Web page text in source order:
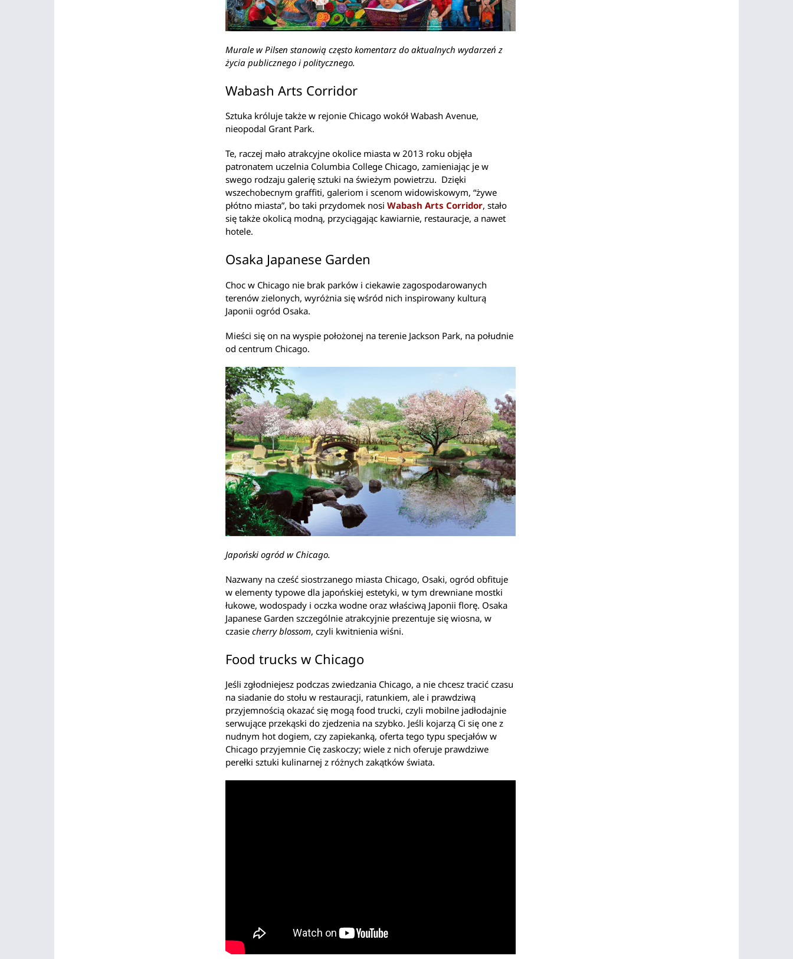
Murale w Pilsen stanowią często komentarz do aktualnych wydarzeń z
życia publicznego i politycznego.
Wabash Arts Corridor
Sztuka króluje także w rejonie Chicago wokół Wabash Avenue,
nieopodal Grant Park.
Te, raczej mało atrakcyjne okolice miasta w 2013 roku objęła
patronatem uczelnia Columbia College Chicago, zamieniając je w
swego rodzaju galerię sztuki na świeżym powietrzu. Dzięki
wszechobecnym graffiti, galeriom i scenom widowiskowym, “żywe
płótno miasta”, bo taki przydomek nosi Wabash Arts Corridor, stało
się także okolicą modną, przyciągając kawiarnie, restauracje, a nawet
hotele.
Osaka Japanese Garden
Choc w Chicago nie brak parków i ciekawie zagospodarowanych
terenów zielonych, wyróżnia się wśród nich inspirowany kulturą
Japonii ogród Osaka.
Mieści się on na wyspie położonej na terenie Jackson Park, na południe
od centrum Chicago.
Japoński ogród w Chicago.
Nazwany na cześć siostrzanego miasta Chicago, Osaki, ogród obfituje
w elementy typowe dla japońskiej estetyki, w tym drewniane mostki
łukowe, wodospady i oczka wodne oraz właściwą Japonii florę. Osaka
Japanese Garden szczególnie atrakcyjnie prezentuje się wiosna, w
czasie cherry blossom, czyli kwitnienia wiśni.
Food trucks w Chicago
Jeśli zgłodniejesz podczas zwiedzania Chicago, a nie chcesz tracić czasu
na siadanie do stołu w restauracji, ratunkiem, ale i prawdziwą
przyjemnością okazać się mogą food trucki, czyli mobilne jadłodajnie
serwujące przekąski do zjedzenia na szybko. Jeśli kojarzą Ci się one z
nudnym hot dogiem, czy zapiekanką, oferta tego typu specjałów w
Chicago przyjemnie Cię zaskoczy; wiele z nich oferuje prawdziwe
perełki sztuki kulinarnej z różnych zakątków świata.